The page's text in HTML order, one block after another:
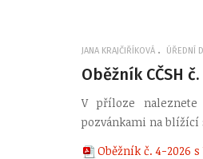
JANA KRAJČIŘÍKOVÁ ÚŘEDNÍ
Oběžník CČSH
V příloze
pozvánkami na blížící
Oběžník č. 4-2026 s